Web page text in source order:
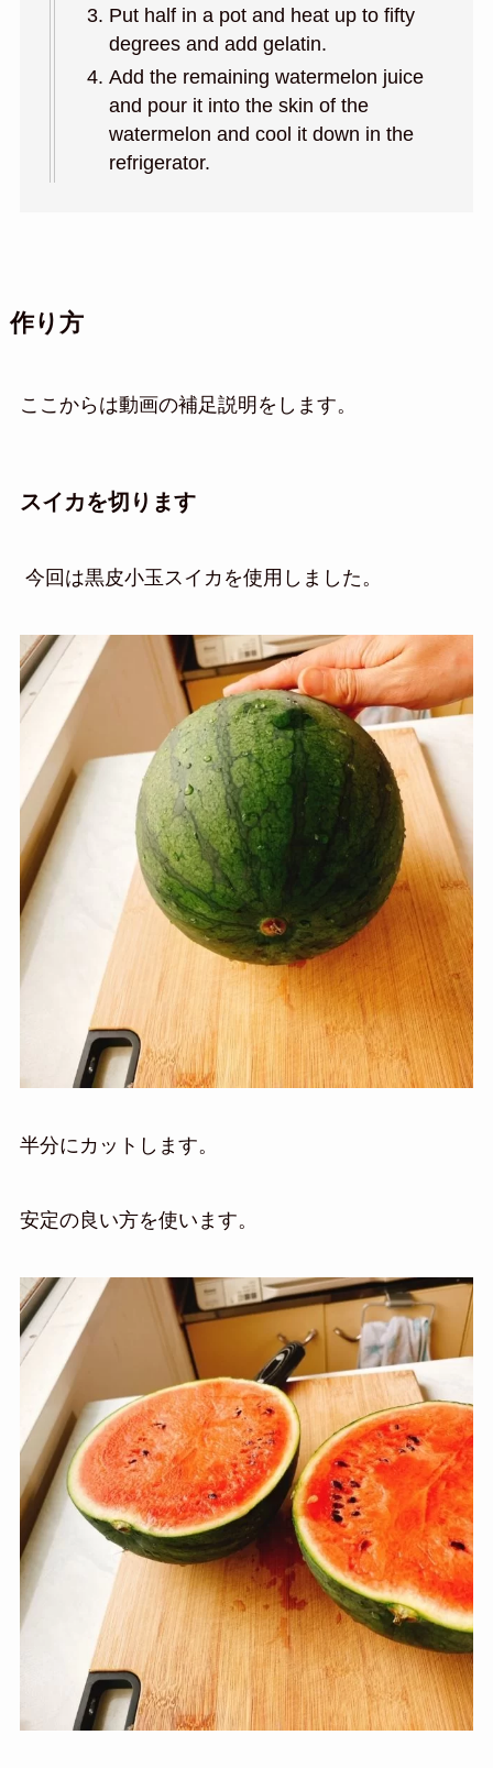
Put half in a pot and heat up to fifty
degrees and add gelatin.
Add the remaining watermelon juice
and pour it into the skin of the
watermelon and cool it down in the
refrigerator.
作り方
ここからは動画の補足説明をします。
スイカを切ります
今回は黒皮小玉スイカを使用しました。
半分にカットします。
安定の良い方を使います。